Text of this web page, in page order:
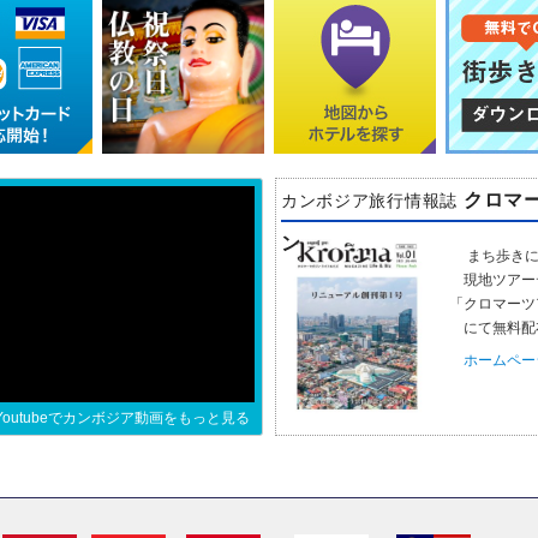
でカンボジア動画をもっと見る
カンボジア旅行情報誌 クロマ
ン
まち歩き
現地ツア
「クロマー
にて無料
ホームペ